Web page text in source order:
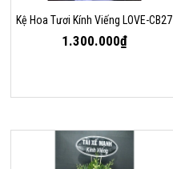
Kệ Hoa Tươi Kính Viếng LOVE-CB27
1.300.000₫